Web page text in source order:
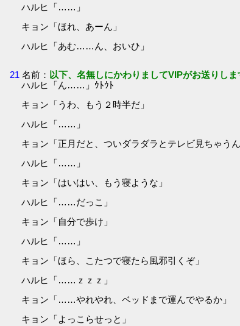
ハルヒ「……」
キョン「ほれ、あーん」
ハルヒ「あむ……ん、おいひ」
21 名前： 以下、名無しにかわりましてVIPがお送りしま
ハルヒ「ん……」ｳﾄｳﾄ
キョン「うわ、もう２時半だ」
ハルヒ「……」
キョン「正月だと、ついダラダラとテレビ見ちゃうん
ハルヒ「……」
キョン「はいはい、もう寝ような」
ハルヒ「……だっこ」
キョン「自分で歩け」
ハルヒ「……」
キョン「ほら、こたつで寝たら風邪引くぞ」
ハルヒ「……ｚｚｚ」
キョン「……やれやれ、ベッドまで運んでやるか」
キョン「よっこらせっと」